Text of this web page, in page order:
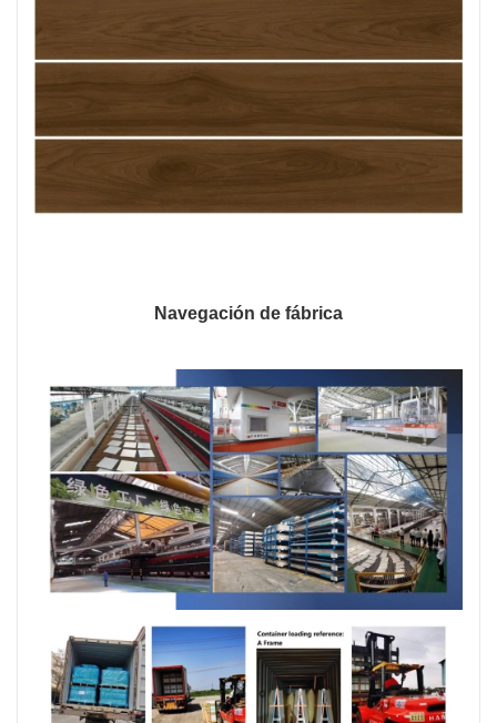
Navegación de fábrica